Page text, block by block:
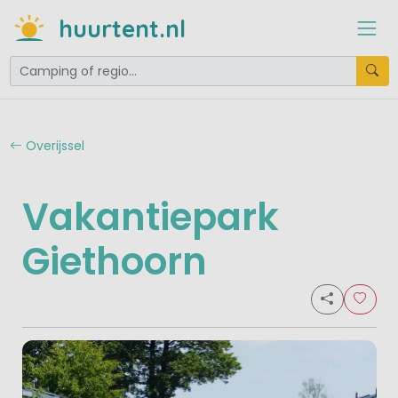
huurtent.nl
Overijssel
Vakantiepark
Giethoorn